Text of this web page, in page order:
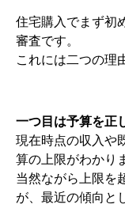
住宅購入でまず初
審査です。
これには二つの理
一つ目は予算を正
現在時点の収入や
算の上限がわかり
当然ながら上限を
が、最近の傾向と